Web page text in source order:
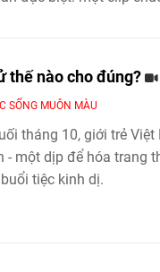
thế nào cho đúng?
SỐNG MUÔN MÀU
tháng 10, giới trẻ
- một dịp để hóa trang
tiệc kinh dị.